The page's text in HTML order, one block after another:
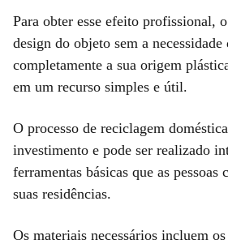
Para obter esse efeito profissional,
design do objeto sem a necessidade
completamente a sua origem
em um recurso simples e útil.
O processo de reciclagem
investimento e pode ser realizado
ferramentas básicas que as pessoas
suas residências.
Os materiais necessários incluem